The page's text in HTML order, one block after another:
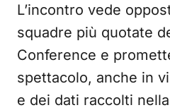
L’incontro vede
squadre più quotate
Conference e
spettacolo, anche in
e dei dati raccolti